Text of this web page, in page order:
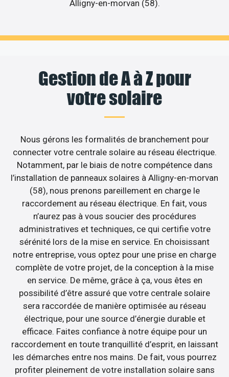
Alligny-en-morvan (58).
Gestion de A à Z pour
votre solaire
Nous gérons les formalités de branchement pour
connecter votre centrale solaire au réseau électrique.
Notamment, par le biais de notre compétence dans
l’installation de panneaux solaires à Alligny-en-morvan
(58), nous prenons pareillement en charge le
raccordement au réseau électrique. En fait, vous
n’aurez pas à vous soucier des procédures
administratives et techniques, ce qui certifie votre
sérénité lors de la mise en service. En choisissant
notre entreprise, vous optez pour une prise en charge
complète de votre projet, de la conception à la mise
en service. De même, grâce à ça, vous êtes en
possibilité d’être assuré que votre centrale solaire
sera raccordée de manière optimisée au réseau
électrique, pour une source d’énergie durable et
efficace. Faites confiance à notre équipe pour un
raccordement en toute tranquillité d’esprit, en laissant
les démarches entre nos mains. De fait, vous pourrez
profiter pleinement de votre installation solaire sans